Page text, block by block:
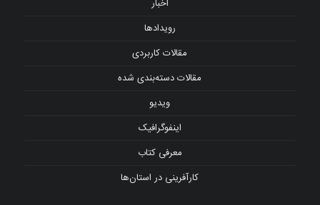
اخبار
رویدادها
مقالات کاربردی
مقالات دسته‌بندی شده
ویدیو
اینفوگرافیک
معرفی کتاب
کارآفرینی در استان‌ها